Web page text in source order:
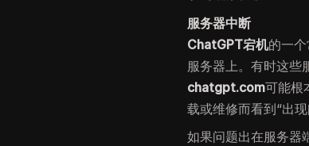
服务器中断
ChatGPT宕机的一
服务器上。有时这些
chatgpt.com可能根
载或维修而看到“出现
如果问题出在服务器